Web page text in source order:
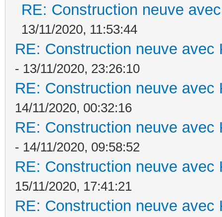
RE: Construction neuve
13/11/2020, 11:53:44
RE: Construction neuve avec
- 13/11/2020, 23:26:10
RE: Construction neuve avec
14/11/2020, 00:32:16
RE: Construction neuve avec
- 14/11/2020, 09:58:52
RE: Construction neuve avec
15/11/2020, 17:41:21
RE: Construction neuve avec